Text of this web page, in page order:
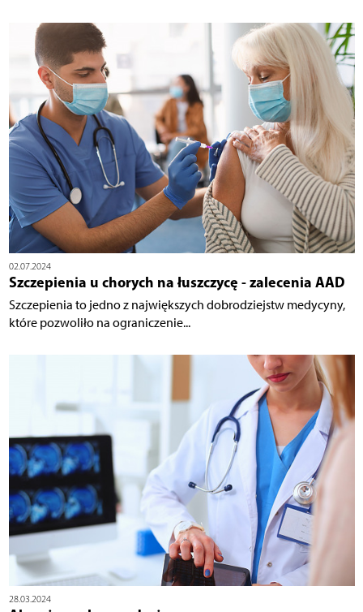
02.07.2024
Szczepienia u chorych na łuszczycę - zalecenia AAD
Szczepienia to jedno z największych dobrodziejstw medycyny,
które pozwoliło na ograniczenie...
28.03.2024